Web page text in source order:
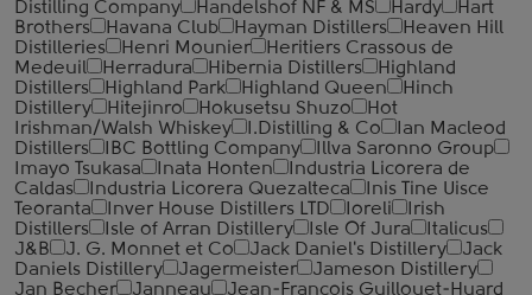
Distilling Company
Handelshof NF & MS Hardy
Hart
Brothers
Havana Club Hayman Distillers
Heaven Hill
Distilleries
Henri Mounier
Heritiers Crassous de
Medeuil
Herradura Hibernia Distillers
Highland
Distillers
Highland Park Highland Queen
Hinch
Distillery
Hitejinro Hokusetsu Shuzo
Hot
Irishman/Walsh Whiskey
I.Distilling & Co
Ian Macleod
Distillers
IBC Bottling Company
Illva Saronno Group
Imayo Tsukasa
Inata Honten
Industria Licorera de
Caldas
Industria Licorera Quezalteca
Inis Tine Uisce
Teoranta
Inver House Distillers LTD Ioreli
Irish
Distillers
Isle of Arran Distillery Isle Of Jura
Italicus
J&B
J. G. Monnet et Co Jack Daniel's Distillery
Jack
Daniels Distillery
Jagermeister
Jameson Distillery
Jan Becher
Janneau
Jean-Francois Guillouet-Huard